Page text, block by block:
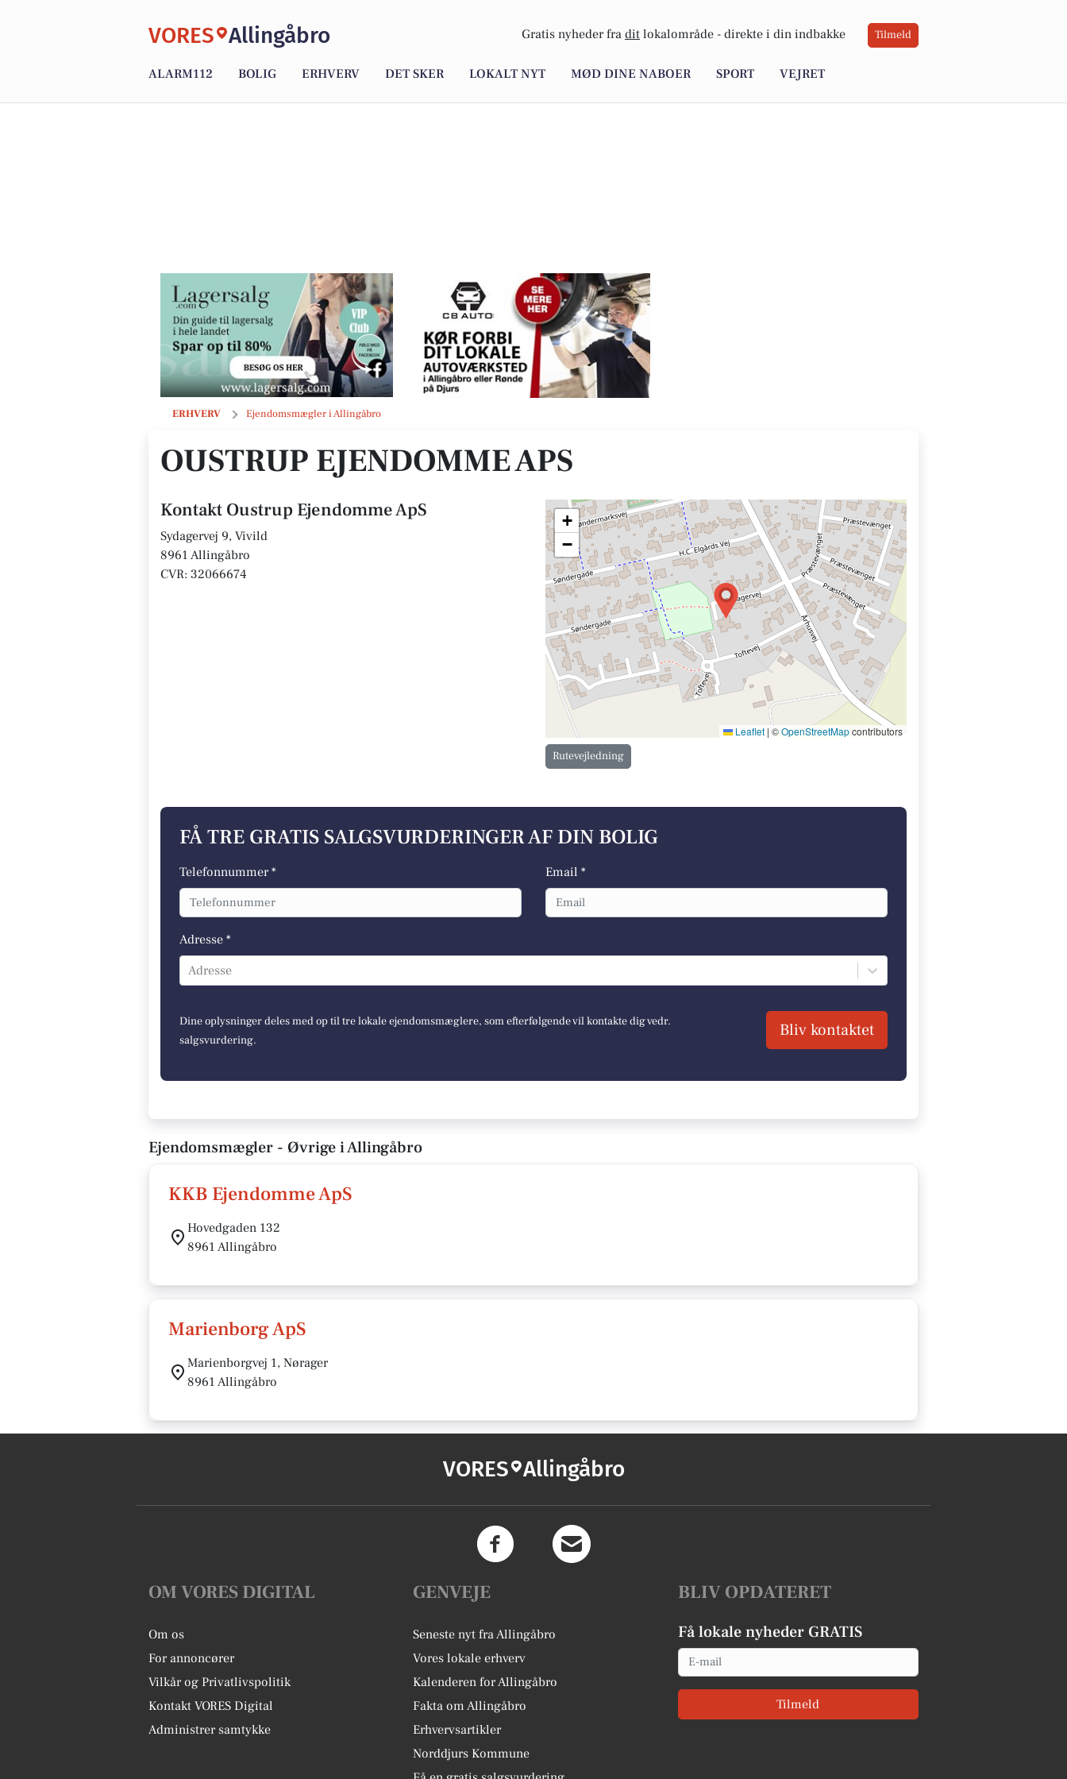
VORES Allingåbro Gratis nyheder fra dit lokalområde - direkte i din indbakke Tilmeld
ALARM112 BOLIG ERHVERV DET SKER LOKALT NYT MØD DINE NABOER SPORT VEJRET
ERHVERV Ejendomsmægler i Allingåbro
Oustrup Ejendomme ApS
OUSTRUP EJENDOMME APS
Kontakt Oustrup Ejendomme ApS
Sydagervej 9, Vivild
8961 Allingåbro
CVR: 32066674
+
−
Leaflet | ©OpenStreetMapcontributors
Rutevejledning
FÅ TRE GRATIS SALGSVURDERINGER AF DIN BOLIG
Telefonnummer * Email *
Adresse *
Adresse
Dine oplysninger deles med op til tre lokale ejendomsmæglere, som efterfølgende vil kontakte dig vedr.
salgsvurdering.
Bliv kontaktet
Ejendomsmægler - Øvrige i Allingåbro
KKB Ejendomme ApS
Hovedgaden 132
8961 Allingåbro
Marienborg ApS
Marienborgvej 1, Nørager
8961 Allingåbro
VORES Allingåbro
OM VORES DIGITAL
Om os
For annoncører
Vilkår og Privatlivspolitik
Kontakt VORES Digital
Administrer samtykke
GENVEJE
Seneste nyt fra Allingåbro
Vores lokale erhverv
Kalenderen for Allingåbro
Fakta om Allingåbro
Erhvervsartikler
Norddjurs Kommune
BLIV OPDATERET
Få lokale nyheder GRATIS
Email
Tilmeld